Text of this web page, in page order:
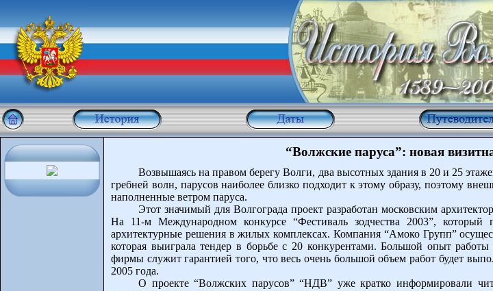
“Волжские паруса”: новая
Возвышаясь на правом берегу Волги, два высотных здания в 20 и 25
гребней волн, парусов наиболее близко подходит к этому образу, поэтому
наполненные ветром паруса.
Этот значимый для Волгограда проект разработан московским
На 11-м Международном конкурсе “Фестиваль зодчества 2003”,
архитектурные решения в жилых комплексах. Компания “Амоко Групп”
которая выиграла тендер в борьбе с 20 конкурентами. Большой опыт
фирмы служит гарантией того, что весь очень большой объем работ будет
2005 года.
О проекте “Волжских парусов” “НДВ” уже кратко информировали